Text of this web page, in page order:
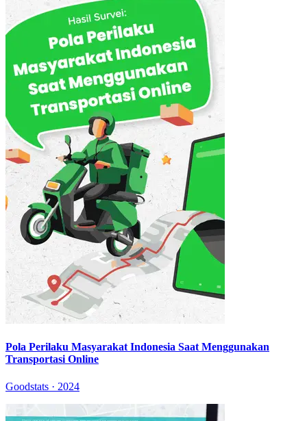
Pola Perilaku Masyarakat Indonesia Saat Menggunakan
Transportasi Online
Goodstats · 2024